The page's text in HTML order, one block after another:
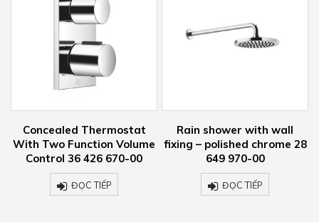
Rain shower with wall
fixing – polished chrome 28
649 970-00
ĐỌC TIẾP
Three-hole basin mixer
with pop-up waste –
polished chrome 20713670
00
ĐỌC TIẾP